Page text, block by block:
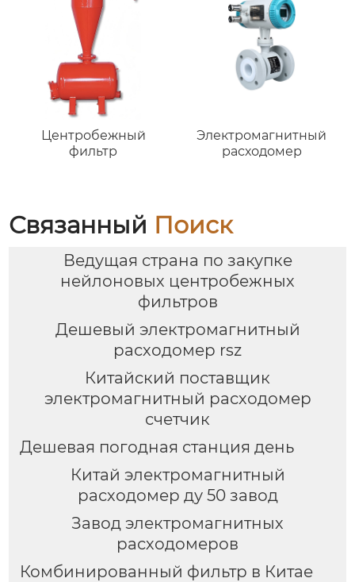
Центробежный
фильтр
Электромагнитный
расходомер
Связанный Поиск
Ведущая страна по закупке
нейлоновых центробежных
фильтров
Дешевый электромагнитный
расходомер rsz
Китайский поставщик
электромагнитный расходомер
счетчик
Дешевая погодная станция день
Китай электромагнитный
расходомер ду 50 завод
Завод электромагнитных
расходомеров
Комбинированный фильтр в Китае